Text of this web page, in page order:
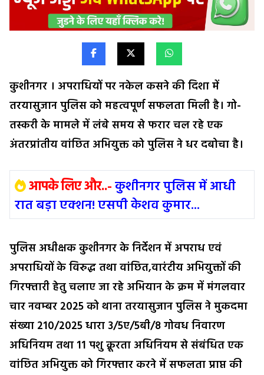
कुशीनगर । अपराधियों पर नकेल कसने की दिशा में
तरयासुजान पुलिस को महत्वपूर्ण सफलता मिली है। गो-
तस्करी के मामले में लंबे समय से फरार चल रहे एक
अंतरप्रांतीय वांछित अभियुक्त को पुलिस ने धर दबोचा है।
आपके लिए और..-कुशीनगर पुलिस में आधी
रात बड़ा एक्शन! एसपी केशव कुमार...
पुलिस अधीक्षक कुशीनगर के निर्देशन में अपराध एवं
अपराधियों के विरुद्ध तथा वांछित,वारंटीय अभियुक्तों की
गिरफ्तारी हेतु चलाए जा रहे अभियान के क्रम में मंगलवार
चार नवम्बर 2025 को थाना तरयासुजान पुलिस ने मुकदमा
संख्या 210/2025 धारा 3/5ए/5बी/8 गोवध निवारण
अधिनियम तथा 11 पशु क्रूरता अधिनियम से संबंधित एक
वांछित अभियुक्त को गिरफ्तार करने में सफलता प्राप्त की